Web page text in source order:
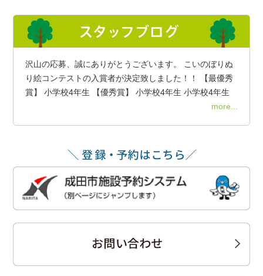
沢山の応募、誠にありがとうございます。 こいのぼりぬ
り絵コンテストの入賞者が決定致しました！！ 【最優秀
賞】 小学校4年生 【優秀賞】 小学校4年生 小学校4年生
more...